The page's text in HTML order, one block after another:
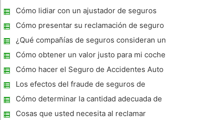
ayudarse a sí mismo a través de el proceso. Cosas que
necesitará seguro de automóvil
Cómo lidiar con un ajustador de seguros
Cómo presentar su reclamación de seguro
de vehículo
¿Qué compañías de seguros consideran un
coche deportivo
Cómo obtener un valor justo para mi coche
Totalizó
Cómo hacer el Seguro de Accidentes Auto
Claims fácil
Los efectos del fraude de seguros de
automóviles
Cómo determinar la cantidad adecuada de
seguro de automóvil
Cosas que usted necesita al reclamar